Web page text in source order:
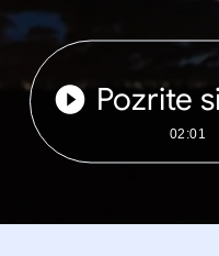
Pozrite
02:01